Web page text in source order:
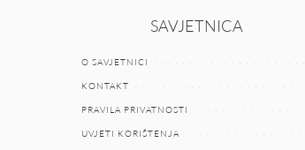
SAVJETNICA
O SAVJETNICI
KONTAKT
PRAVILA PRIVATNOSTI
UVJETI KORIŠTENJA